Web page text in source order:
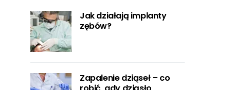
Jak działają implanty
zębów?
Zapalenie dziąseł – co